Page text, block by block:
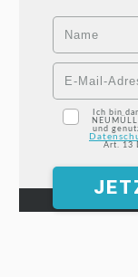
Ich bin
und
Art. 13